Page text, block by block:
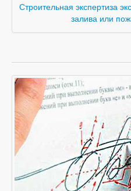
Строительная экспертиза
залива или